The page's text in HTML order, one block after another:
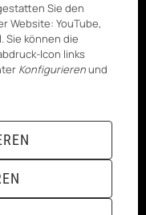
JTL-Shop Template
Sie den
Website: YouTube,
Sie können die
Icon links
Konfigurierenund